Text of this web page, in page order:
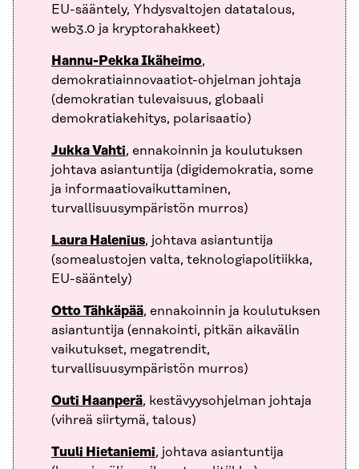
EU-sääntely, Yhdysvaltojen datatalous,
web3.0 ja kryptorahakkeet)
Hannu-Pekka Ikäheimo,
demokratiainnovaatiot-ohjelman johtaja
(demokratian tulevaisuus, globaali
demokratiakehitys, polarisaatio)
Jukka Vahti, ennakoinnin ja koulutuksen
johtava asiantuntija (digidemokratia, some
ja informaatiovaikuttaminen,
turvallisuusympäristön murros)
Laura Halenius, johtava asiantuntija
(somealustojen valta, teknologiapolitiikka,
EU-sääntely)
Otto Tähkäpää, ennakoinnin ja koulutuksen
asiantuntija (ennakointi, pitkän aikavälin
vaikutukset, megatrendit,
turvallisuusympäristön murros)
Outi Haanperä, kestävyysohjelman johtaja
(vihreä siirtymä, talous)
Tuuli Hietaniemi, johtava asiantuntija